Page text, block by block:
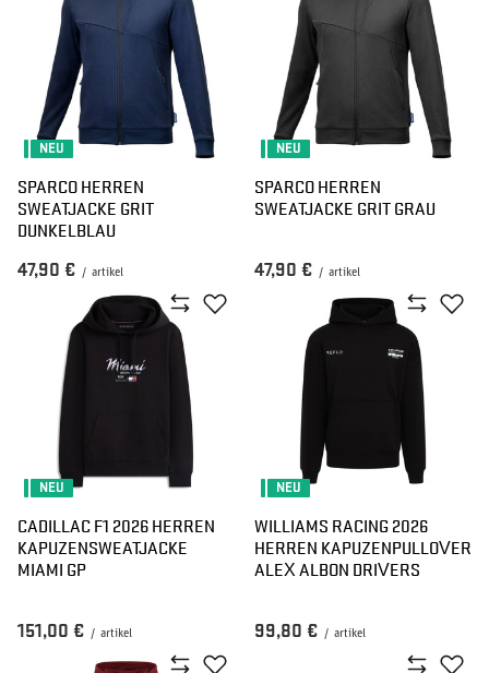
NEU
SPARCO HERREN
SWEATJACKE GRIT
DUNKELBLAU
47,90 € / artikel
NEU
SPARCO HERREN
SWEATJACKE GRIT GRAU
47,90 € / artikel
NEU
CADILLAC F1 2026 HERREN
KAPUZENSWEATJACKE
MIAMI GP
151,00 € / artikel
NEU
WILLIAMS RACING 2026
HERREN KAPUZENPULLOVER
ALEX ALBON DRIVERS
99,80 € / artikel